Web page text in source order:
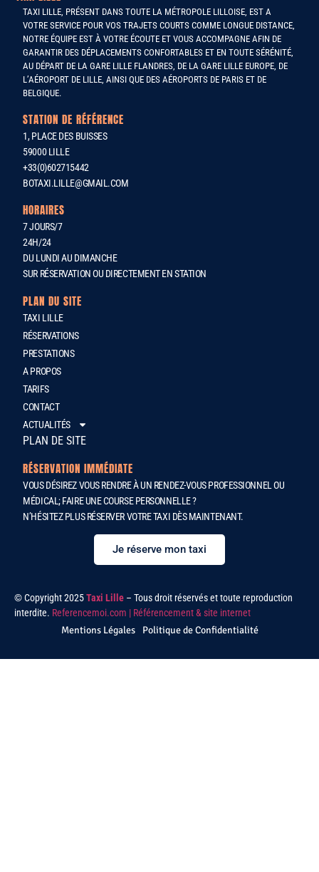
TAXI LILLE, PRÉSENT DANS TOUTE LA MÉTROPOLE LILLOISE, EST A
VOTRE SERVICE POUR VOS TRAJETS COURTS COMME LONGUE DISTANCE,
NOTRE ÉQUIPE EST À VOTRE ÉCOUTE ET VOUS ACCOMPAGNE AFIN DE
GARANTIR DES DÉPLACEMENTS CONFORTABLES ET EN TOUTE SÉRÉNITÉ,
AU DÉPART DE LA GARE LILLE FLANDRES, DE LA GARE LILLE EUROPE, DE
L’AÉROPORT DE LILLE, AINSI QUE DES AÉROPORTS DE PARIS ET DE
BELGIQUE.
STATION DE RÉFÉRENCE
1, PLACE DES BUISSES
59000 LILLE
+33(0)602715442
BOTAXI.LILLE@GMAIL.COM
HORAIRES
7 JOURS/7
24H/24
DU LUNDI AU DIMANCHE
SUR RÉSERVATION OU DIRECTEMENT EN STATION
PLAN DU SITE
TAXI LILLE
RÉSERVATIONS
PRESTATIONS
A PROPOS
TARIFS
CONTACT
ACTUALITÉS
PLAN DE SITE
RÉSERVATION IMMÉDIATE
VOUS DÉSIREZ VOUS RENDRE À UN RENDEZ-VOUS PROFESSIONNEL OU
MÉDICAL; FAIRE UNE COURSE PERSONNELLE ?
N’HÉSITEZ PLUS RÉSERVER VOTRE TAXI DÈS MAINTENANT.
Je réserve mon taxi
© Copyright 2025Taxi Lille – Tous droit réservés et toute reproduction
interdite. Referencemoi.com | Référencement & site internet
Mentions Légales Politique de Confidentialité